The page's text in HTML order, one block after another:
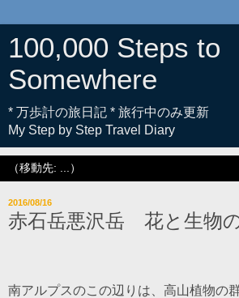
100,000 Steps to
Somewhere
* 万歩計の旅日記 * 旅行中のみ更新
My Step by Step Travel Diary
2016/08/16
赤石岳悪沢岳 花と生物
南アルプスのこの辺りは、高山植物の